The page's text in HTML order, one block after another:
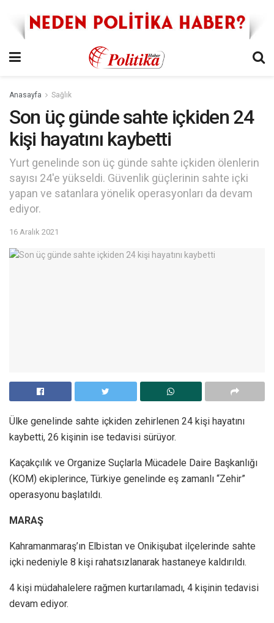
Anasayfa Sağlık
Son üç günde sahte içkiden 24
kişi hayatını kaybetti
Yurt genelinde son üç günde sahte içkiden ölenlerin
sayısı 24'e yükseldi. Güvenlik güçlerinin sahte içki
yapan ve satanlara yönelik operasyonları da devam
ediyor.
16 Aralık 2021
Ülke genelinde sahte içkiden zehirlenen 24 kişi hayatını
kaybetti, 26 kişinin ise tedavisi sürüyor.
Kaçakçılık ve Organize Suçlarla Mücadele Daire Başkanlığı
(KOM) ekiplerince, Türkiye genelinde eş zamanlı “Zehir”
operasyonu başlatıldı.
MARAŞ
Kahramanmaraş’ın Elbistan ve Onikişubat ilçelerinde sahte
içki nedeniyle 8 kişi rahatsızlanarak hastaneye kaldırıldı.
4 kişi müdahalelere rağmen kurtarılamadı, 4 kişinin tedavisi
devam ediyor.